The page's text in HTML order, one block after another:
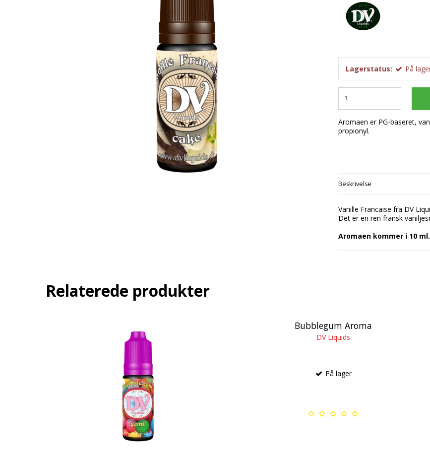
Lakrids aroma
Menthol aroma
Solbær aroma
Tobak aroma
M-Flavours
Ruffian
Startsæt
Tilbehør
Flødeboller
Is
Lagerstatus: På
Aromaen er PG-baseret,
propionyl.
Beskrivelse
Vanille Francaise fra DV
Det er en ren fransk
Aromaen kommer i 10 ml.
Relaterede produkter
Bubblegum Aroma
DV Liquids
På lager